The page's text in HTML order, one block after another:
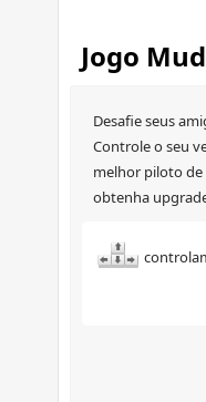
Jogo
Desafie seus
Controle o seu
melhor piloto de
obtenha